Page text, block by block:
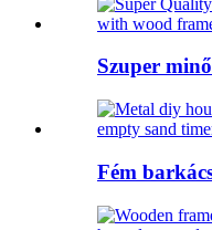
Szuper
Fém